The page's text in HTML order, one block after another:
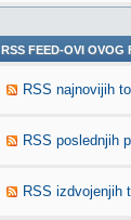
RSS FEED-OVI OVOG
RSS najnovijih
RSS poslednjih
RSS izdvojenjih